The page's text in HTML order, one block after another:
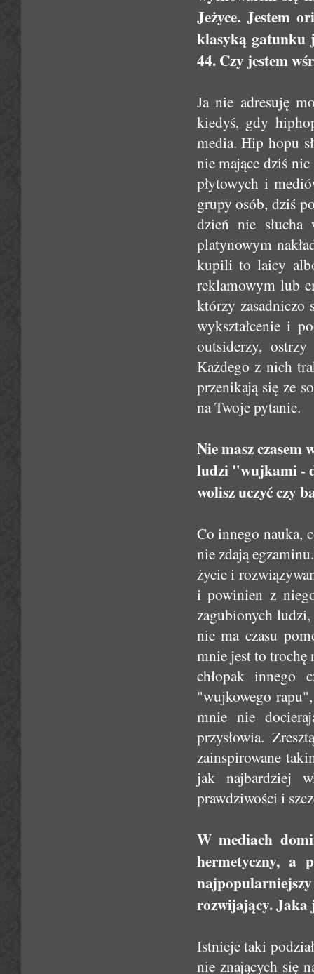
Jeżyce. Jestem
klasyką gatunku
44. Czy jestem
Ja nie adresuję
kiedyś, gdy
media. Hip hopu
nie mające dziś
płytowych i
grupy osób, dziś
dzień nie słucha
platynowym
kupili to laicy
reklamowym lub
którzy zasadniczo
wykształcenie i
outsiderzy,
Każdego z nich
przenikają się ze
na Twoje pytanie.
Nie masz czasem
ludzi "wujkami -
wolisz uczyć czy
Co innego nauka,
nie zdają
życie i
i powinien z
zagubionych
nie ma czasu
mnie jest to trochę
chłopak innego
"wujkowego
mnie nie
przysłowia.
zainspirowane
jak najbardziej
prawdziwości i
W mediach
hermetyczny,
rozwijający. Jaka
Istnieje taki
nie znających się